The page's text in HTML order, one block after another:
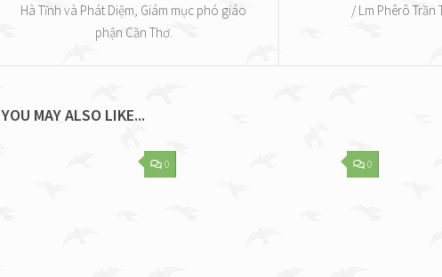
/ Lm Phêrô Trần
Hà Tĩnh và Phát Diệm, Giám mục phó giáo
phận Cần Thơ.
YOU MAY ALSO LIKE...
0 0